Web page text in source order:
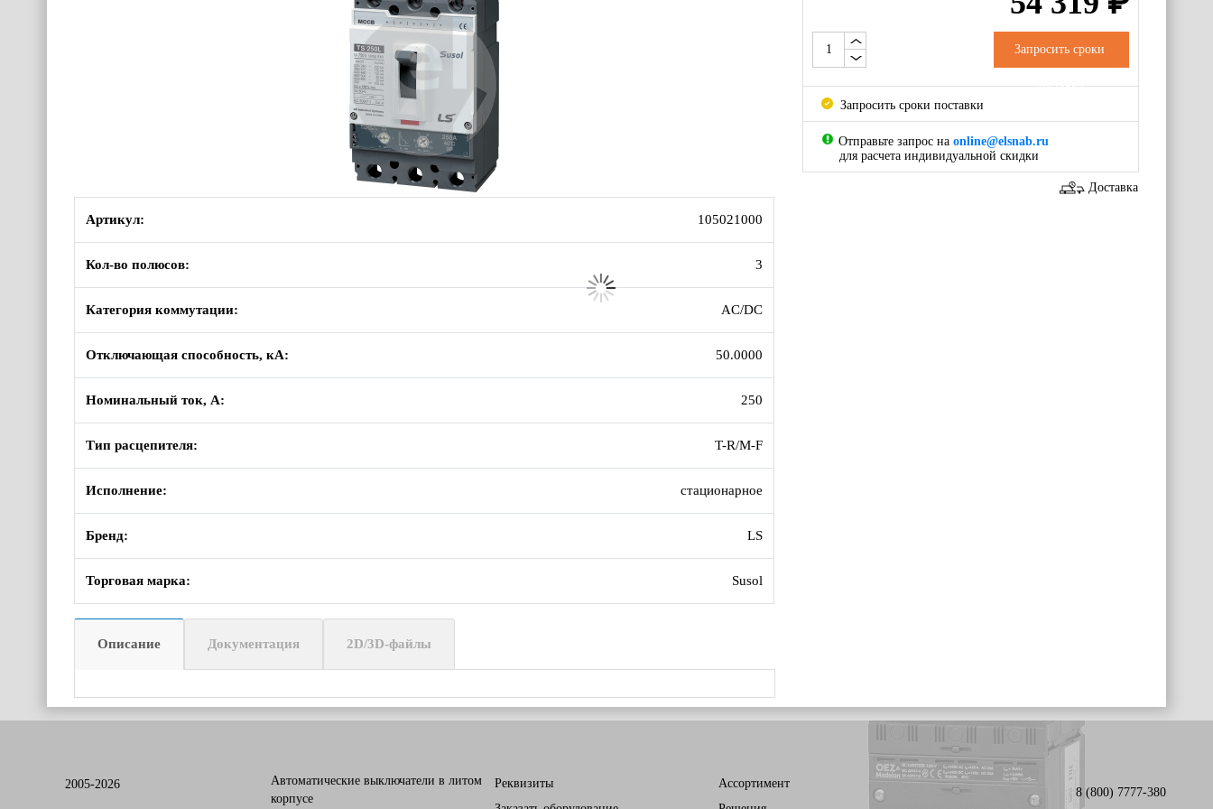
Артикул: 105021000
Кол-во полюсов: 3
Категория коммутации: AC/DC
Отключающая способность, кА: 50.0000
Номинальный ток, А: 250
Тип расцепителя: T-R/M-F
Исполнение: стационарное
Бренд: LS
Торговая марка: Susol
Описание Документация 2D/3D-файлы
Запросить сроки
поставки
Запросить сроки поставки
Отправьте запрос на online@elsnab.ru
для расчета индивидуальной скидки
Доставка
2005-2026
Автоматические выключатели в литом
корпусе
Реквизиты
Ассортимент
8 (800) 7777-380